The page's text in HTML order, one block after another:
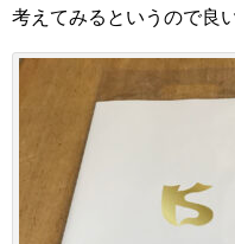
考えてみるというので良